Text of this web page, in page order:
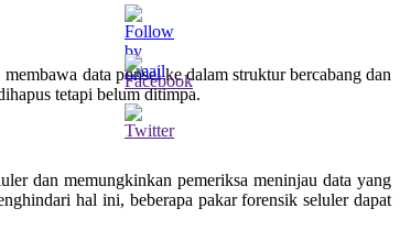
data ponsel ke dalam struktur bercabang dan
tetapi belum ditimpa.
dan memungkinkan pemeriksa meninjau data yang
hal ini, beberapa pakar forensik seluler dapat